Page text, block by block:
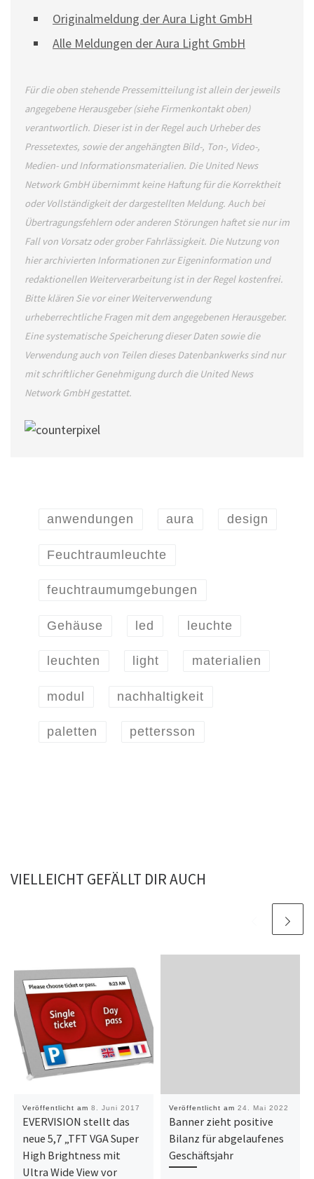
Originalmeldung der Aura Light GmbH
Alle Meldungen der Aura Light GmbH
Für die oben stehende Pressemitteilung ist allein der jeweils
angegebene Herausgeber (siehe Firmenkontakt oben)
verantwortlich. Dieser ist in der Regel auch Urheber des
Pressetextes, sowie der angehängten Bild-, Ton-, Video-,
Medien- und Informationsmaterialien. Die United News
Network GmbH übernimmt keine Haftung für die Korrektheit
oder Vollständigkeit der dargestellten Meldung. Auch bei
Übertragungsfehlern oder anderen Störungen haftet sie nur im
Fall von Vorsatz oder grober Fahrlässigkeit. Die Nutzung von
hier archivierten Informationen zur Eigeninformation und
redaktionellen Weiterverarbeitung ist in der Regel kostenfrei.
Bitte klären Sie vor einer Weiterverwendung
urheberrechtliche Fragen mit dem angegebenen Herausgeber.
Eine systematische Speicherung dieser Daten sowie die
Verwendung auch von Teilen dieses Datenbankwerks sind nur
mit schriftlicher Genehmigung durch die United News
Network GmbH gestattet.
anwendungen aura design
Feuchtraumleuchte
feuchtraumumgebungen
Gehäuse led leuchte
leuchten light materialien
modul nachhaltigkeit
paletten pettersson
VIELLEICHT GEFÄLLT DIR AUCH
Veröffentlicht am 8. Juni 2017
EVERVISION stellt das
neue 5,7 „TFT VGA Super
High Brightness mit
Ultra Wide View vor
Veröffentlicht am 24. Mai 2022
Banner zieht positive
Bilanz für abgelaufenes
Geschäftsjahr